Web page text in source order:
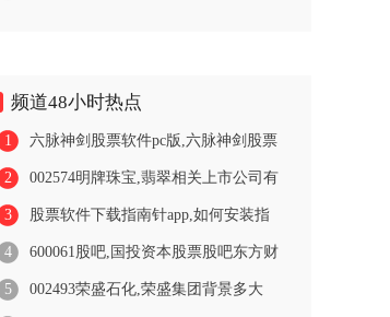
频道48小时热点
1 六脉神剑股票软件pc版,六脉神剑股票
2 002574明牌珠宝,翡翠相关上市公司有
3 股票软件下载指南针app,如何安装指
4 600061股吧,国投资本股票股吧东方财
5 002493荣盛石化,荣盛集团背景多大